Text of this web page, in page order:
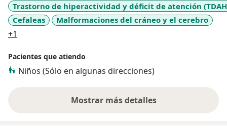
Trastorno de hiperactividad y déficit de atención
Cefaleas
Malformaciones del cráneo y el cerebro
+1
Pacientes que atiendo
Niños (Sólo en algunas direcciones)
Mostrar más detalles
sobre la experiencia